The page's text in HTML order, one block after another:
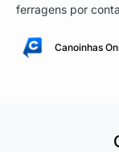
ferragens por
Canoinhas